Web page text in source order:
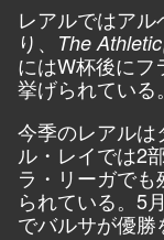
レアルではア
り、 The
にはW杯後に
挙げられている。
今季のレアル
ル・レイでは2
ラ・リーガで
られている。5
でバルサが優勝